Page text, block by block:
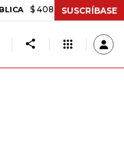
$ 408.498,97 +$ 8.753,81
SUSCRÍBASE